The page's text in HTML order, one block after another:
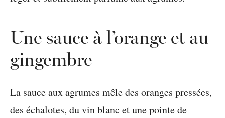
Une sauce à l’orange et au
gingembre
La sauce aux agrumes mêle des oranges pressées,
des échalotes, du vin blanc et une pointe de